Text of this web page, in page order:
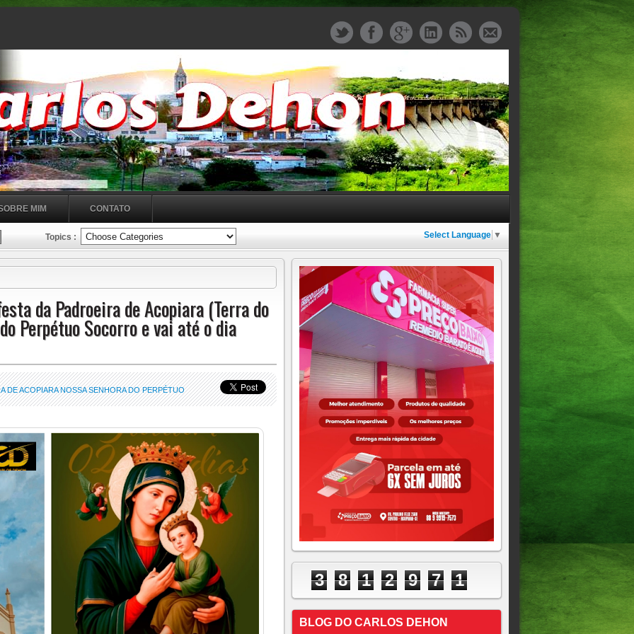
MIM CONTATO
Topics : Select Language ▼
do Lavrador), Nossa Senhora do Perpétuo Socorro e vai até
da Padroeira de Acopiara (Terra do
Perpétuo Socorro e vai até o dia
DE ACOPIARA NOSSA SENHORA DO PERPÉTUO
3 8 1 2 9 7 1
BLOG DO CARLOS DEHON